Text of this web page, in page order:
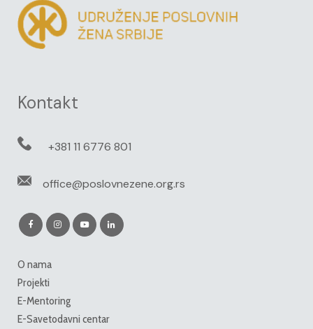
Kontakt
+381 11 6776 801
office@poslovnezene.org.rs
O nama
Projekti
E-Mentoring
E-Savetodavni centar